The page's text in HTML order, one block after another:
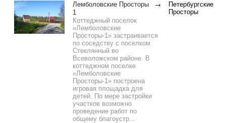
Лемболовские Просторы
1
Коттеджный поселок
«Лемболовские
Просторы-1» застраивается
по соседству с поселком
Стеклянный во
Всеволожском районе. В
коттеджном поселке
«Лемболовские
Просторы-1» построена
игровая площадка для
детей. По мере застройки
участков возможно
проведение работ по
общему благоустр...
Петербургские
Просторы